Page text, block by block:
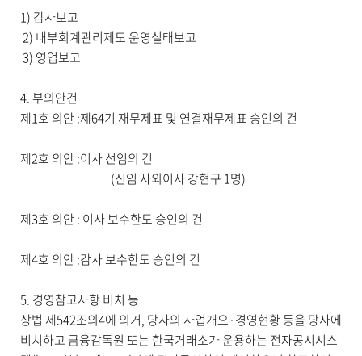
1) 감사보고
2) 내부회계관리제도 운영실태보고
3) 영업보고
4.부의안건
제1호 의안:제64기 재무제표 및 연결재무제표 승인의 건
제2호 의안:이사 선임의 건
(신임 사외이사 강현구 1명)
제3호 의안: 이사 보수한도 승인의 건
제4호 의안:감사 보수한도 승인의 건
5. 경영참고사항 비치 등
상법 제542조의4에 의거, 당사의 사업개요·경영현황 등을 당사에
비치하고 금융감독원 또는 한국거래소가 운용하는 전자공시시스